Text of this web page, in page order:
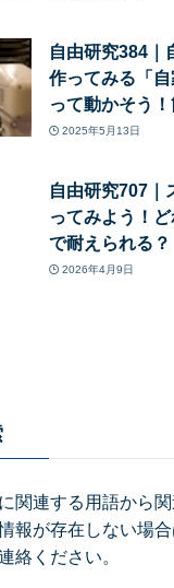
自由研究384｜
作ってみる「
って動かそう！
2025年5月13日
自由研究707｜
ってみよう！
で耐えられる？
2026年4月9日
関連する用語から
報が存在しない場
絡ください。